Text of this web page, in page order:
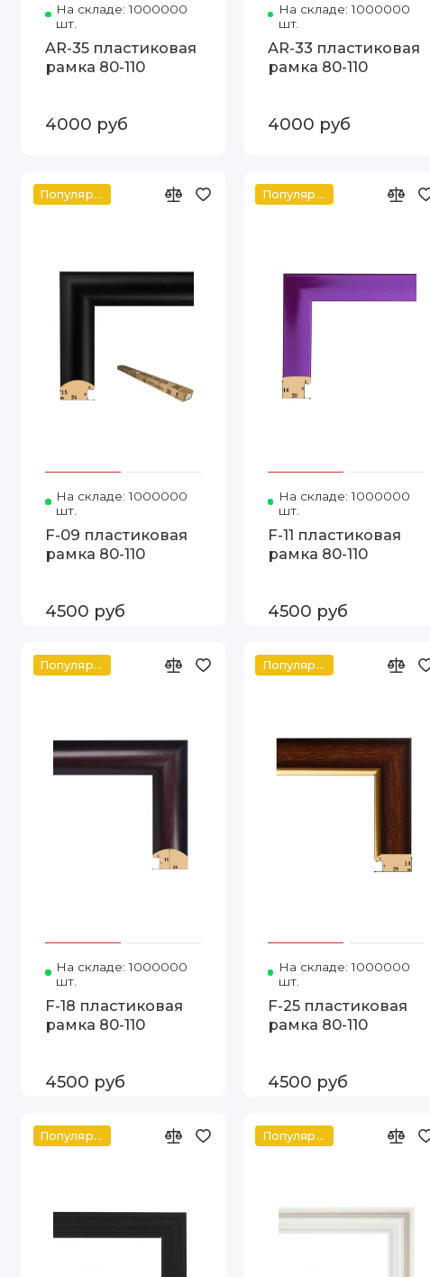
На складе: 1000000
шт.
Код товара: 775-3 80-110
AR-35 пластиковая
рамка 80-110
4000 руб
На складе: 1000000
шт.
AR-33 пластиковая
рамка 80-110
4000 руб
Популярное
На складе: 1000000
шт.
Код товара: Т.2415-9-79 80-110 FIA
F-09 пластиковая
рамка 80-110
4500 руб
Популярное
На складе: 1000000
шт.
F-11 пластиковая
рамка 80-110
4500 руб
Популярное
На складе: 1000000
шт.
Код товара: Т.2415-4 80-110 FIA
F-18 пластиковая
рамка 80-110
4500 руб
Популярное
На складе: 1000000
шт.
F-25 пластиковая
рамка 80-110
4500 руб
Популярное Популярное